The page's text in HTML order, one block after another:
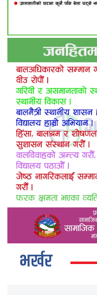
भर्खर